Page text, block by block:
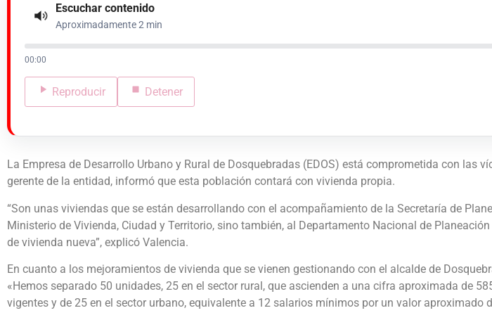
Escuchar contenido
Aproximadamente 2 min
00:00
Reproducir Detener
La Empresa de Desarrollo Urbano y Rural de Dosquebradas (EDOS) está comprometida con las
gerente de la entidad, informó que esta población contará con vivienda propia.
“Son unas viviendas que se están desarrollando con el acompañamiento de la Secretaría de
Ministerio de Vivienda, Ciudad y Territorio, sino también, al Departamento Nacional de
de vivienda nueva”, explicó Valencia.
En cuanto a los mejoramientos de vivienda que se vienen gestionando con el alcalde de
«Hemos separado 50 unidades, 25 en el sector rural, que ascienden a una cifra aproximada de
vigentes y de 25 en el sector urbano, equivalente a 12 salarios mínimos por un valor aproximado